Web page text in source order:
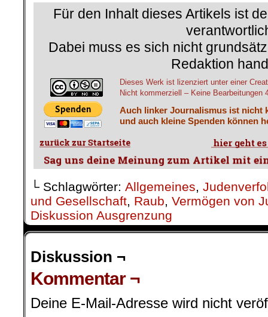
Für den Inhalt dieses Artikels ist
Dabei muss es sich nicht
Redaktion
Dieses Werk ist lizenziert unter einer
Nicht kommerziell – Keine Bearbeitungen
Auch linker Journalismus ist nicht
und auch kleine Spenden können
└ Schlagwörter: Allgemeines,
und Gesellschaft, Raub, Vermögen von
Diskussion Ausgrenzung
Diskussion ¬
Kommentar ¬
Deine E-Mail-Adresse wird nicht